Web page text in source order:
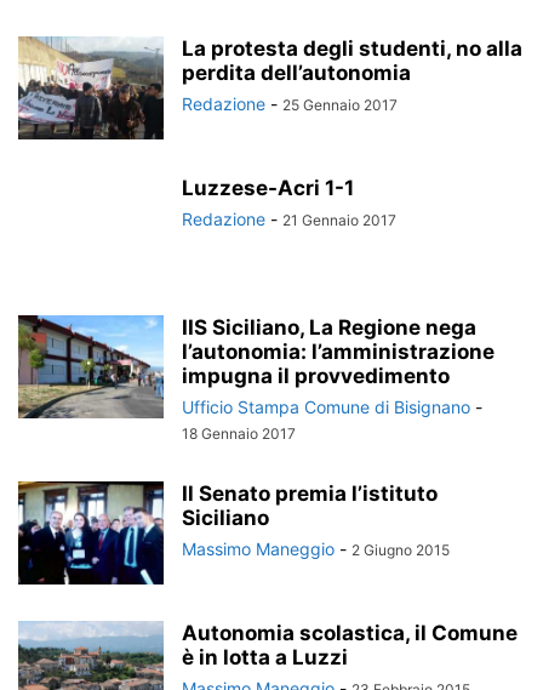
La protesta degli studenti, no alla
perdita dell’autonomia
Redazione - 25 Gennaio 2017
Luzzese-Acri 1-1
Redazione - 21 Gennaio 2017
IIS Siciliano, La Regione nega
l’autonomia: l’amministrazione
impugna il provvedimento
Ufficio Stampa Comune di Bisignano -
18 Gennaio 2017
Il Senato premia l’istituto
Siciliano
Massimo Maneggio - 2 Giugno 2015
Autonomia scolastica, il Comune
è in lotta a Luzzi